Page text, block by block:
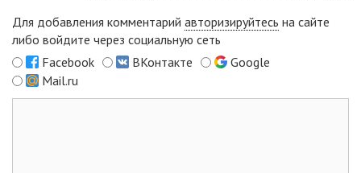
Для добавления комментарий авторизируйтесь на сайте
либо войдите через социальную сеть
Facebook
ВКонтакте
Google
Mail.ru